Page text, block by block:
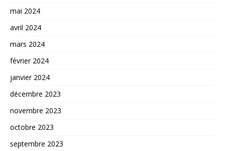
mai 2024
avril 2024
mars 2024
février 2024
janvier 2024
décembre 2023
novembre 2023
octobre 2023
septembre 2023